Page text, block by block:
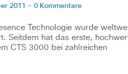
2011 - 0 Kommentare
Technologie wurde
Seitdem hat das erste,
CTS 3000 bei zahlreichen